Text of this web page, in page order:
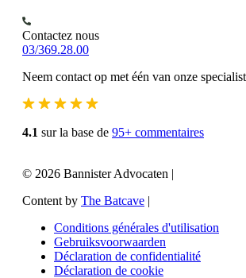
Contactez nous
03/369.28.00
Neem contact op met één van onze
4.1 sur la base de 95+ commentaires
© 2026 Bannister Advocaten |
Content by The Batcave |
Conditions générales d'utilisation
Gebruiksvoorwaarden
Déclaration de confidentialité
Déclaration de cookie